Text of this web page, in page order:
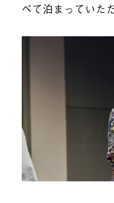
べて泊まっていた